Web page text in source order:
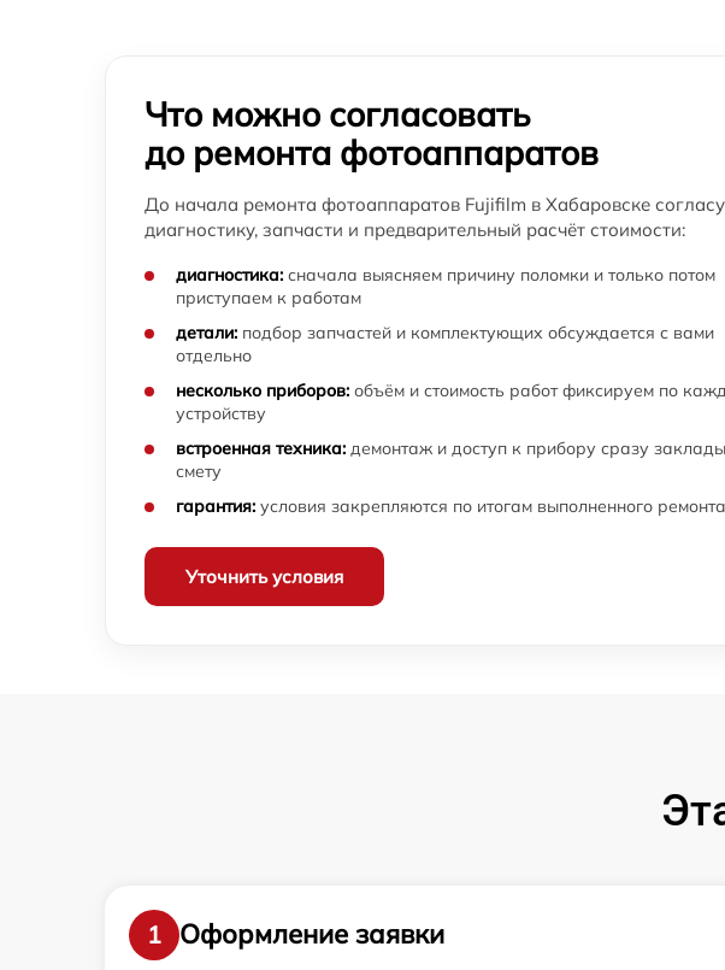
Замена задней панели фотоаппарата Fujifilm
Замена линз фотоаппарата Fujifilm
Замена диска управления фотоаппарата
Fujifilm
Замена вспышки фотоаппарата Fujifilm
Юстировка фотоаппарата Fujifilm
Программный ремонт фотоаппарата Fujifilm
Что можно согласовать
до ремонта фотоаппаратов
До начала ремонта фотоаппаратов Fujifilm в Хабаровске
диагностику, запчасти и предварительный расчёт стоимости:
диагностика: сначала выясняем причину поломки и только потом
приступаем к работам
детали: подбор запчастей и комплектующих обсуждается с вами
отдельно
несколько приборов: объём и стоимость работ фиксируем по
устройству
встроенная техника: демонтаж и доступ к прибору сразу
смету
гарантия: условия закрепляются по итогам выполненного ремонта
Уточнить условия
1 Оформление заявки